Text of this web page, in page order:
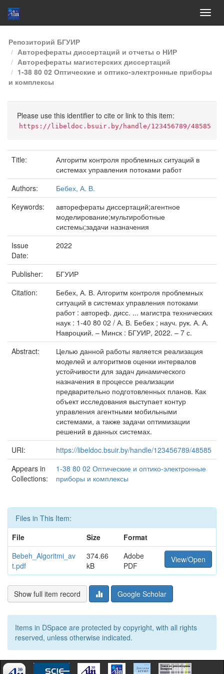
Skip
navigation
Репозиторий БГУИР
Авторефераты диссертаций и отчеты о НИР
Авторефераты магистерских диссертаций
1-38 80 02 Оптические и оптико-электронные приборы
и комплексы
Please use this identifier to cite or link to this item:
https://libeldoc.bsuir.by/handle/123456789/48585
Title:
Алгоритм контроля проблемных ситуаций в
системах управления потоками работ
Authors:
Бебех, А. В.
Keywords:
авторефераты диссертаций;агентное
моделирование;мультироботные
системы;задачи назначения
Issue
Date:
2022
Publisher:
БГУИР
Citation:
Бебех, А. В. Алгоритм контроля проблемных
ситуаций в системах управления потоками
работ : автореф. дисс. ... магистра технических
наук : 1-40 80 02 / А. В. Бебех ; науч. рук. А. А.
Навроцкий. – Минск : БГУИР, 2022. – 7 с.
Abstract:
Целью данной работы является реализация
моделей и алгоритмов оценки интервалов
устойчивости для задач динамического
назначения в процессе реализации
предварительно подготовленных планов. Как
объект исследования выступает контур
управления агентными мобильными
системами, а также задачи оптимизации
решений в данных системах.
URI:
https://libeldoc.bsuir.by/handle/123456789/48585
Appears in
Collections:
1-38 80 02 Оптические и оптико-электронные
приборы и комплексы
Files in This Item:
File
Size
Format
Bebeh_Algoritmi_av
t.pdf
374.66
kB
Adobe
PDF
View/Open
Show full item record Google Scholar
Items in DSpace are protected by copyright, with all rights
reserved, unless otherwise indicated.